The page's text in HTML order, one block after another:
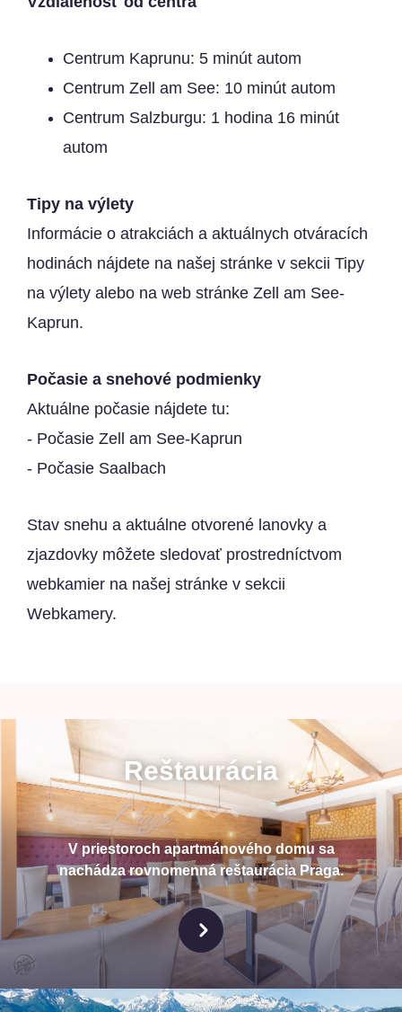
Centrum Kaprunu: 5 minút autom
Centrum Zell am See: 10 minút autom
Centrum Salzburgu: 1 hodina 16 minút
autom
Tipy na výlety
Informácie o atrakciách a aktuálnych otváracích
hodinách nájdete na našej stránke v sekcii Tipy
na výlety alebo na web stránke Zell am See-
Kaprun.
Počasie a snehové podmienky
Aktuálne počasie nájdete tu:
- Počasie Zell am See-Kaprun
- Počasie Saalbach
Stav snehu a aktuálne otvorené lanovky a
zjazdovky môžete sledovať prostredníctvom
webkamier na našej stránke v sekcii
Webkamery.
Reštaurácia
V priestoroch apartmánového domu sa
nachádza rovnomenná reštaurácia Praga.